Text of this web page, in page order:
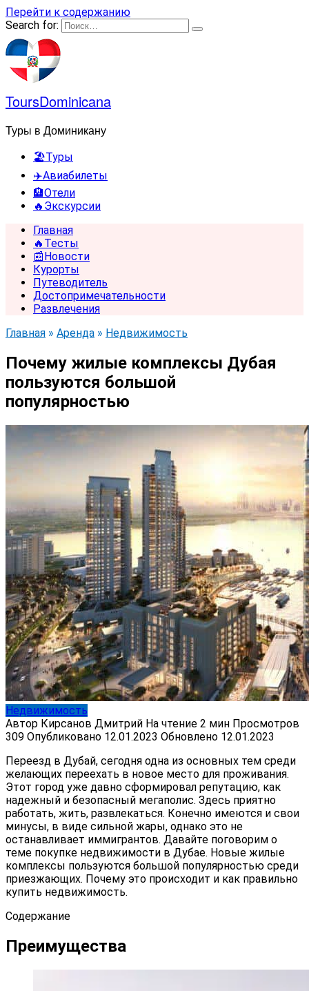
Перейти к содержанию
Search for:
ToursDominicana
Туры в Доминикану
🏖️Туры
✈️Авиабилеты
🏨Отели
🔥Экскурсии
Главная
🔥Тесты
📰Новости
Курорты
Путеводитель
Достопримечательности
Развлечения
Главная » Аренда » Недвижимость
Почему жилые комплексы Дубая
пользуются большой
популярностью
Недвижимость
Автор Кирсанов Дмитрий На чтение 2 мин Просмотров
309 Опубликовано 12.01.2023 Обновлено 12.01.2023
Переезд в Дубай, сегодня одна из основных тем среди
желающих переехать в новое место для проживания.
Этот город уже давно сформировал репутацию, как
надежный и безопасный мегаполис. Здесь приятно
работать, жить, развлекаться. Конечно имеются и свои
минусы, в виде сильной жары, однако это не
останавливает иммигрантов. Давайте поговорим о
теме покупке недвижимости в Дубае. Новые жилые
комплексы пользуются большой популярностью среди
приезжающих. Почему это происходит и как правильно
купить недвижимость.
Содержание
Преимущества